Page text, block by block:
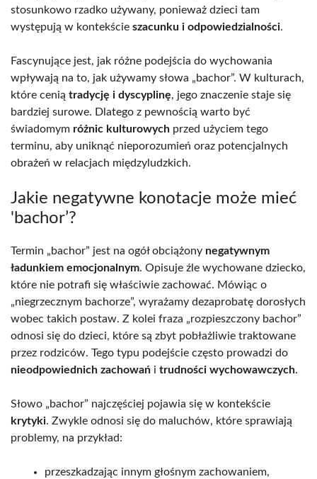
stosunkowo rzadko używany, ponieważ dzieci tam
występują w kontekście szacunku i odpowiedzialności.
Fascynujące jest, jak różne podejścia do wychowania
wpływają na to, jak używamy słowa „bachor”. W kulturach,
które cenią tradycję i dyscyplinę, jego znaczenie staje się
bardziej surowe. Dlatego z pewnością warto być
świadomym różnic kulturowych przed użyciem tego
terminu, aby uniknąć nieporozumień oraz potencjalnych
obrażeń w relacjach międzyludzkich.
Jakie negatywne konotacje może mieć
'bachor’?
Termin „bachor” jest na ogół obciążony negatywnym
ładunkiem emocjonalnym. Opisuje źle wychowane dziecko,
które nie potrafi się właściwie zachować. Mówiąc o
„niegrzecznym bachorze”, wyrażamy dezaprobatę dorosłych
wobec takich postaw. Z kolei fraza „rozpieszczony bachor”
odnosi się do dzieci, które są zbyt pobłażliwie traktowane
przez rodziców. Tego typu podejście często prowadzi do
nieodpowiednich zachowań i trudności wychowawczych.
Słowo „bachor” najczęściej pojawia się w kontekście
krytyki. Zwykle odnosi się do maluchów, które sprawiają
problemy, na przykład:
przeszkadzając innym głośnym zachowaniem,